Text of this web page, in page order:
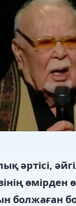
әртісі,
өмірден
болжаған